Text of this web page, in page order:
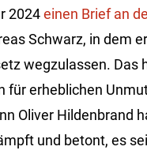
2024einen Brief an
Schwarz, in dem er
wegzulassen. Das
für erheblichen
Oliver Hildenbrand
und betont, es